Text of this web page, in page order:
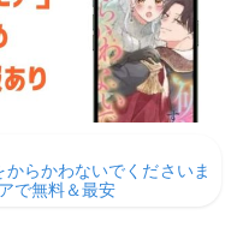
らかわないでくださいま
で無料＆最安